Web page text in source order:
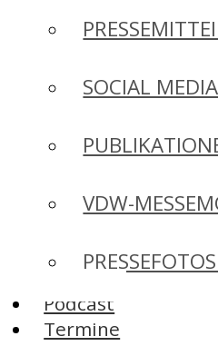
SOCIAL MEDIA
VDW-
Podcast
Termine